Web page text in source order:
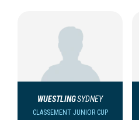
WUESTLINGSYDNEY
CLASSEMENT JUNIOR CUP